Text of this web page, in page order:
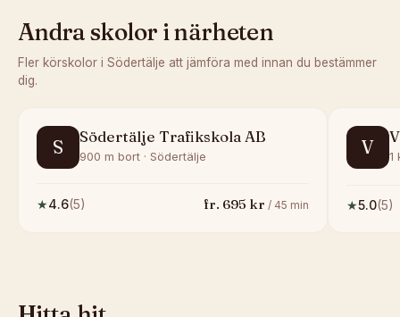
Andra skolor i närheten
Fler körskolor i Södertälje att jämföra med innan du bestämmer
dig.
S Södertälje Trafikskola AB
900 m bort · Södertälje
★4.6(5) fr. 695 kr / 45 min
V 1
★5.0(5)